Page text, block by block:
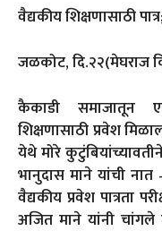
वैद्यकीय शिक्षणासाठी
जळकोट, दि.२२(मेघराज
कैकाडी समाजातून
शिक्षणासाठी प्रवेश
येथे मोरे
भानुदास माने यांची
वैद्यकीय प्रवेश पात्रता
अजित माने यांनी चांगले